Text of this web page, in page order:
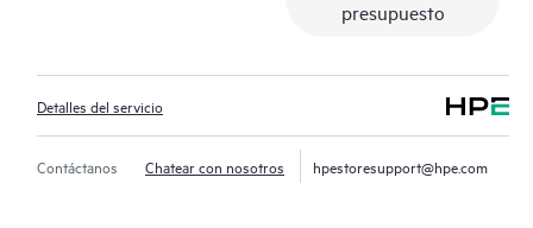
presupuesto
Detalles del servicio
Contáctanos Chatear con nosotros hpestoresupport@hpe.com